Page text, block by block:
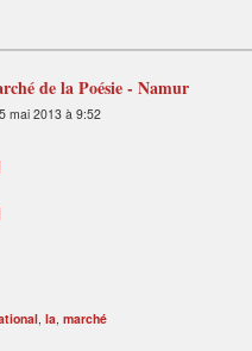
de la Poésie - Namur
mai 2013 à 9:52
, la, marché